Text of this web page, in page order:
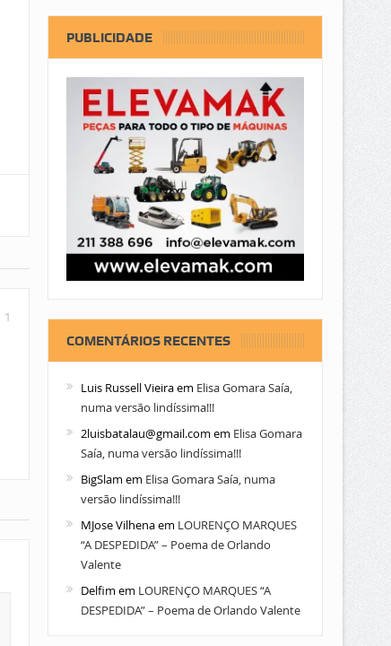
1
PUBLICIDADE
COMENTÁRIOS RECENTES
Luis Russell Vieiraem Elisa Gomara Saía,
numa versão lindíssima!!!
2luisbatalau@gmail.com em Elisa Gomara
Saía, numa versão lindíssima!!!
BigSlam em Elisa Gomara Saía, numa
versão lindíssima!!!
MJose Vilhenaem LOURENÇO MARQUES
“A DESPEDIDA” – Poema de Orlando
Valente
Delfim em LOURENÇO MARQUES “A
DESPEDIDA” – Poema de Orlando Valente